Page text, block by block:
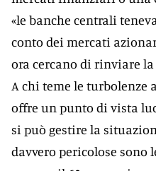
«le banche centrali
conto dei mercati
ora cercano di rinviare
A chi teme le turbolenze
offre un punto di vista
si può gestire la
davvero pericolose